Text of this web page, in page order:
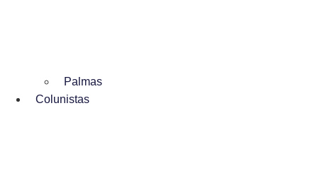
Palmas
Colunistas